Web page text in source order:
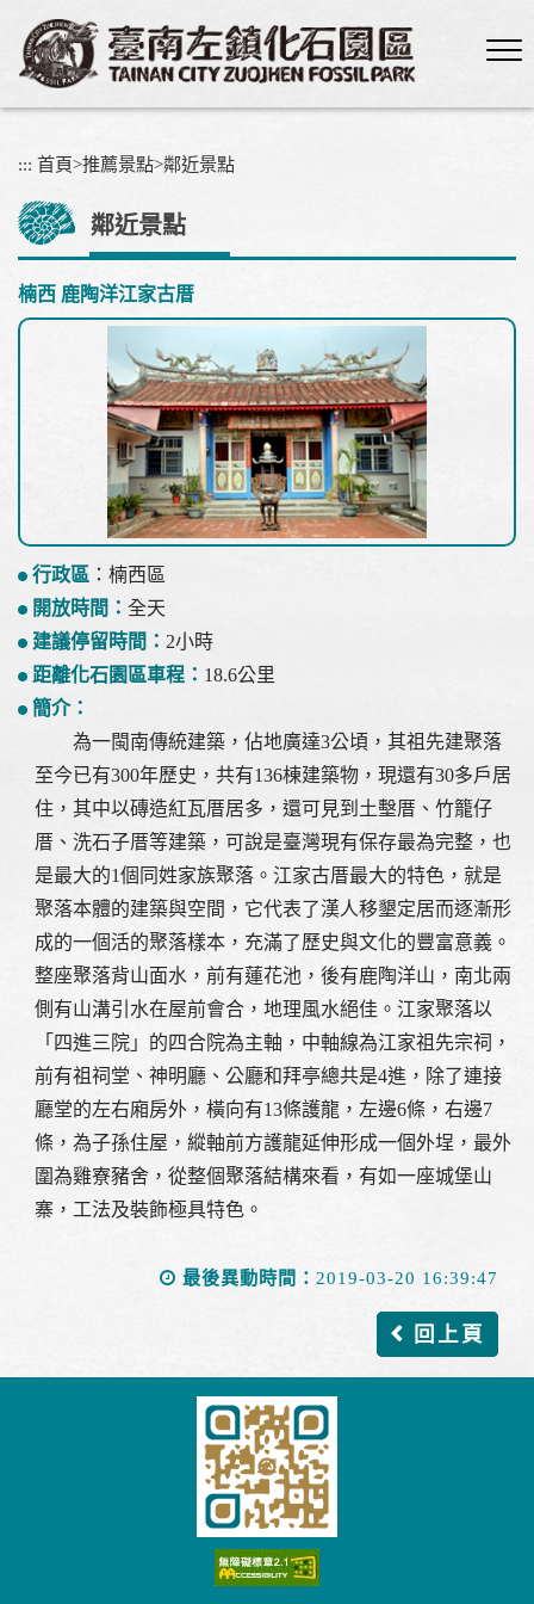
內
::: 首頁>推薦景點>鄰近景點
鄰近景點
楠西 鹿陶洋江家古厝
行政區 ：楠西區
開放時間： 全天
建議停留時間： 2小時
距離化石園區車程： 18.6公里
簡介：
為一閩南傳統建築，佔地廣達3公頃，其祖先建聚落
至今已有300年歷史，共有136棟建築物，現還有30多戶居
住，其中以磚造紅瓦厝居多，還可見到土墼厝、竹籠仔
厝、洗石子厝等建築，可說是臺灣現有保存最為完整，也
是最大的1個同姓家族聚落。江家古厝最大的特色，就是
聚落本體的建築與空間，它代表了漢人移墾定居而逐漸形
成的一個活的聚落樣本，充滿了歷史與文化的豐富意義。
整座聚落背山面水，前有蓮花池，後有鹿陶洋山，南北兩
側有山溝引水在屋前會合，地理風水絕佳。江家聚落以
「四進三院」的四合院為主軸，中軸線為江家祖先宗祠，
前有祖祠堂、神明廳、公廳和拜亭總共是4進，除了連接
廳堂的左右廂房外，橫向有13條護龍，左邊6條，右邊7
條，為子孫住屋，縱軸前方護龍延伸形成一個外埕，最外
圍為雞寮豬舍，從整個聚落結構來看，有如一座城堡山
寨，工法及裝飾極具特色。
最後異動時間： 2019-03-20 16:39:47
回上頁